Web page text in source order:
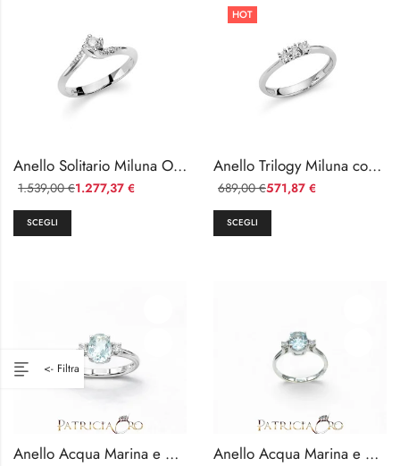
Anello Solitario Miluna Oro Bianco Diamanti Naturali 0.246ct
1.277,37 €
1.539,00€
SCEGLI
HOT
Anello Trilogy Miluna con Tre Diamanti Oro 18kt 2.25 Carati
571,87 €
689,00€
SCEGLI
Anello Acqua Marina e Diamanti Davite & Delucchi Oro Bianco 750 Anello Acqua Marina e Diamanti in Oro Bianco 750 Davite & Delucchi